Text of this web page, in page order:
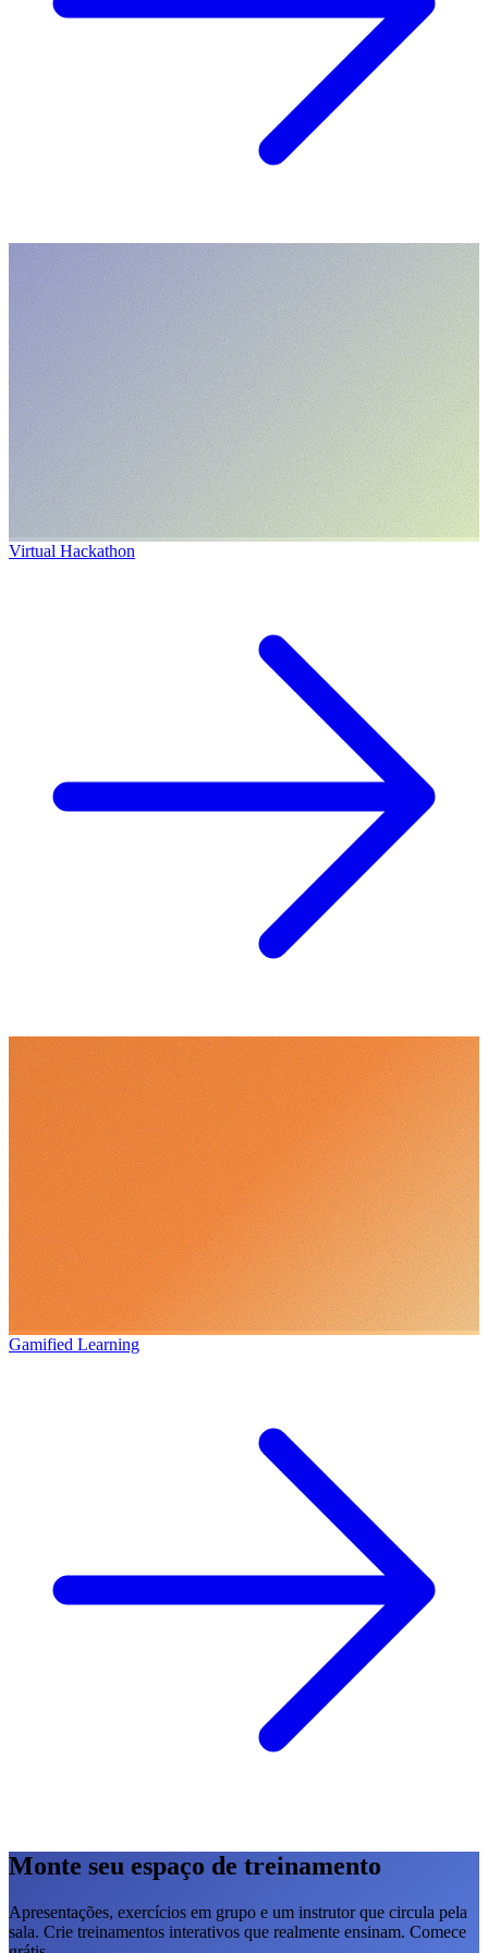
Virtual Hackathon
Gamified Learning
Monte seu espaço de treinamento
Apresentações, exercícios em grupo e um instrutor que circula pela
sala. Crie treinamentos interativos que realmente ensinam. Comece